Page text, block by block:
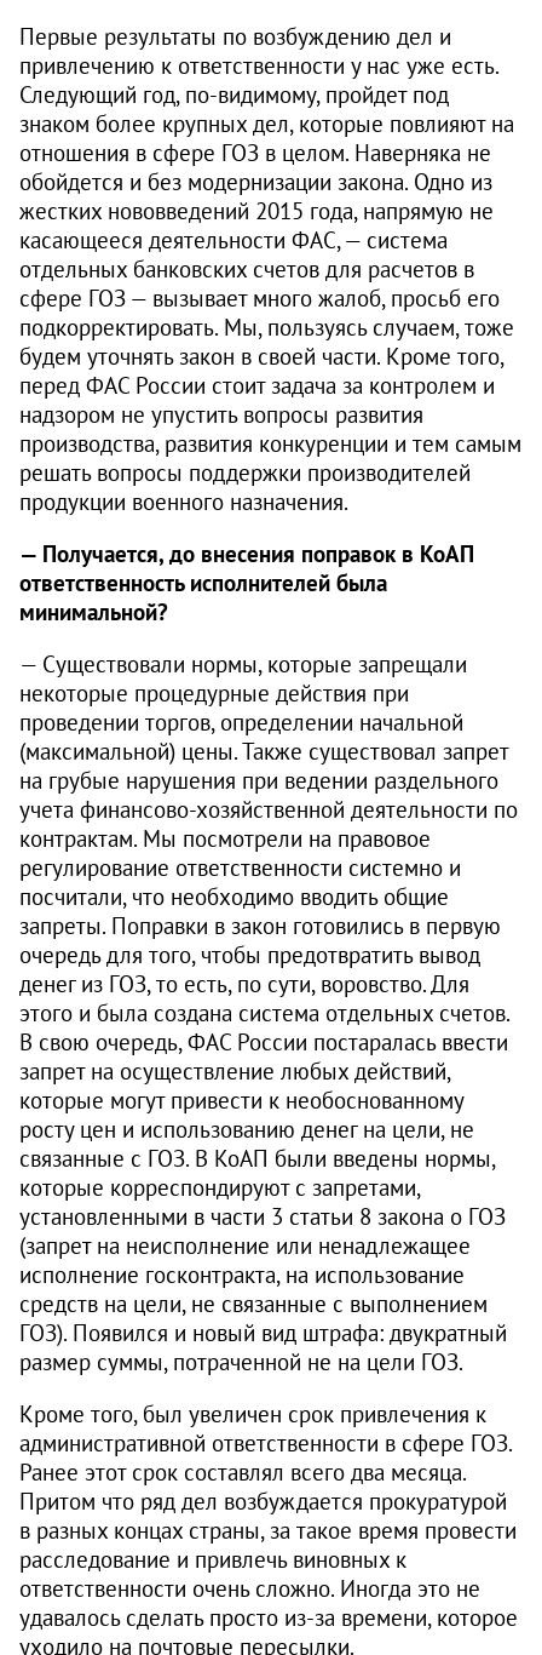
Первые результаты по возбуждению дел и
привлечению к ответственности у нас уже есть.
Следующий год, по-видимому, пройдет под
знаком более крупных дел, которые повлияют на
отношения в сфере ГОЗ в целом. Наверняка не
обойдется и без модернизации закона. Одно из
жестких нововведений 2015 года, напрямую не
касающееся деятельности ФАС, — система
отдельных банковских счетов для расчетов в
сфере ГОЗ — вызывает много жалоб, просьб его
подкорректировать. Мы, пользуясь случаем, тоже
будем уточнять закон в своей части. Кроме того,
перед ФАС России стоит задача за контролем и
надзором не упустить вопросы развития
производства, развития конкуренции и тем самым
решать вопросы поддержки производителей
продукции военного назначения.
— Получается, до внесения поправок в КоАП
ответственность исполнителей была
минимальной?
— Существовали нормы, которые запрещали
некоторые процедурные действия при
проведении торгов, определении начальной
(максимальной) цены. Также существовал запрет
на грубые нарушения при ведении раздельного
учета финансово-хозяйственной деятельности по
контрактам. Мы посмотрели на правовое
регулирование ответственности системно и
посчитали, что необходимо вводить общие
запреты. Поправки в закон готовились в первую
очередь для того, чтобы предотвратить вывод
денег из ГОЗ, то есть, по сути, воровство. Для
этого и была создана система отдельных счетов.
В свою очередь, ФАС России постаралас­ь ввести
запрет на осуществление любых действий,
которые могут привести к необоснованному
росту цен и использованию денег на цели, не
связанные с ГОЗ. В КоАП были введены нормы,
которые корреспондируют с запретами,
установленными в части 3 статьи 8 закона о ГОЗ
(запрет на неисполнение или ненадлежащее
исполнение госконтракта, на использование
средств на цели, не связанные с выполнением
ГОЗ). Появился и новый вид штрафа: двукратный
размер суммы, потраченной не на цели ГОЗ.
Кроме того, был увеличен срок привлечения к
административной ответственности в сфере ГОЗ.
Ранее этот срок составлял всего два месяца.
Притом что ряд дел возбуждается прокуратурой
в разных концах страны, за такое время провести
расследование и привлечь виновных к
ответственности очень сложно. Иногда это не
удавалось сделать просто из-за времени, которое
уходило на почтовые пересылки.